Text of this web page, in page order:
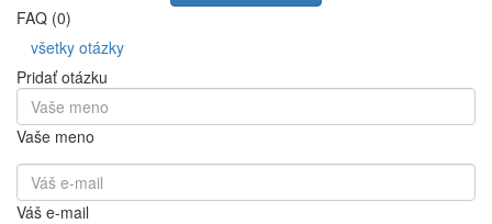
FAQ (0)
všetky otázky
Pridať otázku
Vaše meno
Váš e-mail